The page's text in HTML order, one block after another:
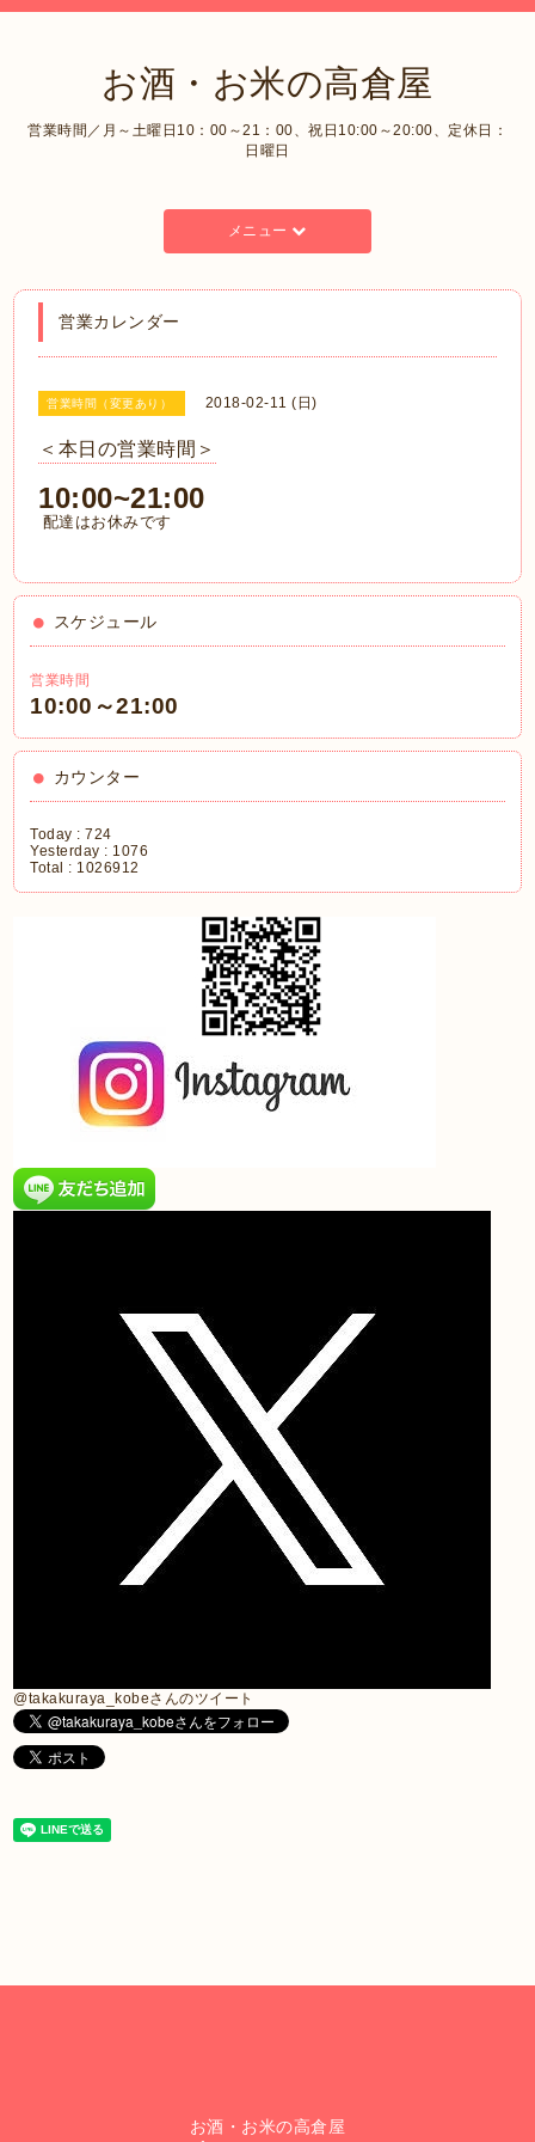
お酒・お米の高倉屋
営業時間／月～土曜日10：00～21：00、祝日10:00～20:00、定休日：
日曜日
メニュー
営業カレンダー
営業時間（変更あり） 2018-02-11 (日)
＜本日の営業時間＞
10:00~21:00
配達はお休みです
スケジュール
営業時間
10:00～21:00
カウンター
Today :724
Yesterday : 1076
Total : 1026912
@takakuraya_kobeさんのツイート
お酒・お米の高倉屋